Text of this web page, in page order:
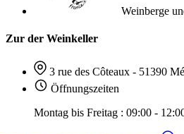
Weinberge
Zur der Weinkeller
3 rue des Côteaux - 51390
Öffnungszeiten
Montag bis Freitag : 09:00 -